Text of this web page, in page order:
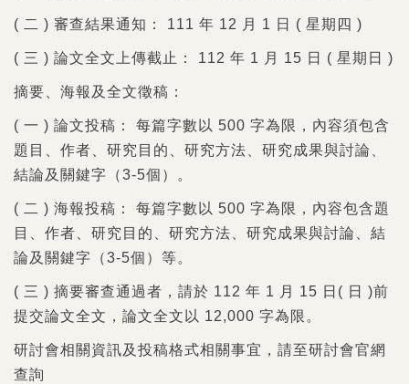
( 二 ) 審查結果通知： 111 年 12 月 1 日 ( 星期四 )
( 三 ) 論文全文上傳截止： 112 年 1 月 15 日 ( 星期日 )
摘要、海報及全文徵稿：
( 一 ) 論文投稿： 每篇字數以 500 字為限，內容須包含
題目、作者、研究目的、研究方法、研究成果與討論、
結論及關鍵字（3-5個）。
( 二 ) 海報投稿： 每篇字數以 500 字為限，內容包含題
目、作者、研究目的、研究方法、研究成果與討論、結
論及關鍵字（3-5個）等。
( 三 ) 摘要審查通過者，請於 112 年 1 月 15 日( 日 )前
提交論文全文，論文全文以 12,000 字為限。
研討會相關資訊及投稿格式相關事宜，請至研討會官網
查詢